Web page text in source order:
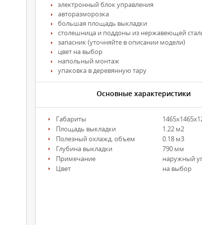
электронный блок управления
авторазморозка
большая площадь выкладки
столешница и поддоны из нержавеющей
запасник (уточняйте в описании модели)
цвет на выбор
напольный монтаж
упаковка в деревянную тару
Основные характеристики
Габариты
Площадь выкладки
1.22 м2
Полезный охлажд. объем
0.18 м3
Глубина выкладки
790 мм
Примечание
наружный
Цвет
на выбор